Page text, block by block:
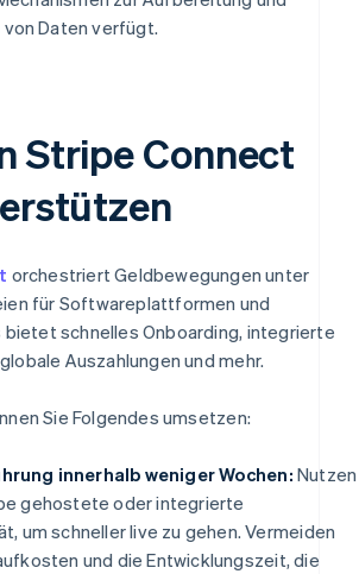
von Daten verfügt.
Stripe Connect
orchestriert Geldbewegungen unter
für Softwareplattformen und
bietet schnelles Onboarding, integrierte
Auszahlungen und mehr.
Sie Folgendes umsetzen:
innerhalb weniger Wochen: Nutzen
gehostete oder integrierte
um schneller live zu gehen. Vermeiden
und die Entwicklungszeit, die